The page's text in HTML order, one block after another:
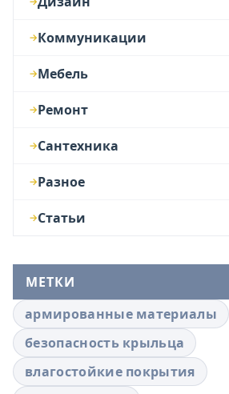
Коммуникации
Мебель
Ремонт
Сантехника
Разное
Статьи
МЕТКИ
армированные материалы
безопасность крыльца
влагостойкие покрытия